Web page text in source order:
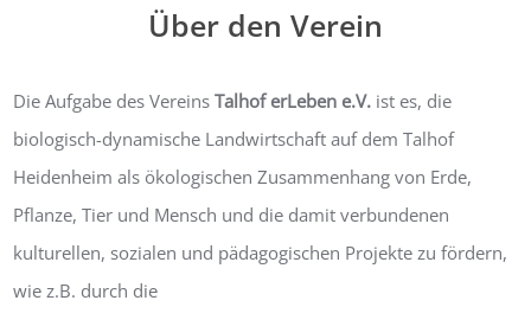
Über den Verein
Die Aufgabe des VereinsTalhof erLeben e.V. ist es, die
biologisch-dynamische Landwirtschaft auf dem Talhof
Heidenheim als ökologischen Zusammenhang von Erde,
Pflanze, Tier und Mensch und die damit verbundenen
kulturellen, sozialen und pädagogischen Projekte zu fördern,
wie z.B. durch die